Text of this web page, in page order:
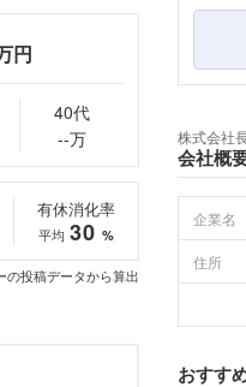
円
40代
--万
有休消化率
平均 30 %
の投稿データから算出
株式会社
会社概
企業名
住所
おすす